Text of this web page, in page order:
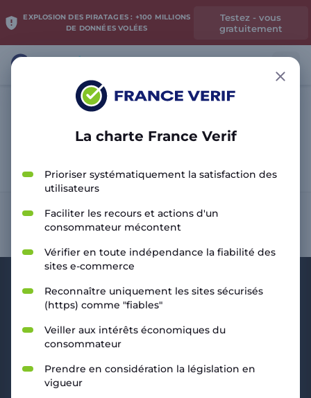
EXPLOSION DES PIRATAGES : +100 MILLIONS
DE DONNÉES VOLÉES
Testez - vous
gratuitement
Analyser le site
RESSOURCES
Politique de Confidentialité
Mentions légales
CGV Marchands
La charte France Verif
Prioriser systématiquement la satisfaction des
utilisateurs
Faciliter les recours et actions d'un
consommateur mécontent
Vérifier en toute indépendance la fiabilité des
sites e-commerce
Reconnaître uniquement les sites sécurisés
(https) comme "fiables"
Veiller aux intérêts économiques du
consommateur
Prendre en considération la législation en
vigueur